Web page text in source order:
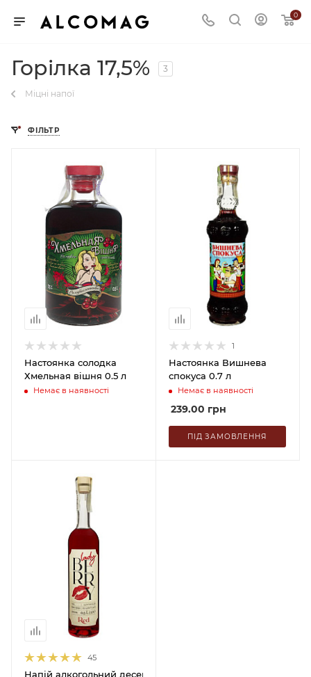
0
Горілка 17,5% 3
Міцні напої
ФІЛЬТР
Настоянка солодка
Хмельная вiшня 0.5 л
Немає в наявності
1
Настоянка Вишнева
спокуса 0.7 л
Немає в наявності
239.00 грн
ПІД ЗАМОВЛЕННЯ
45
Напій алкогольний десертний плодовий